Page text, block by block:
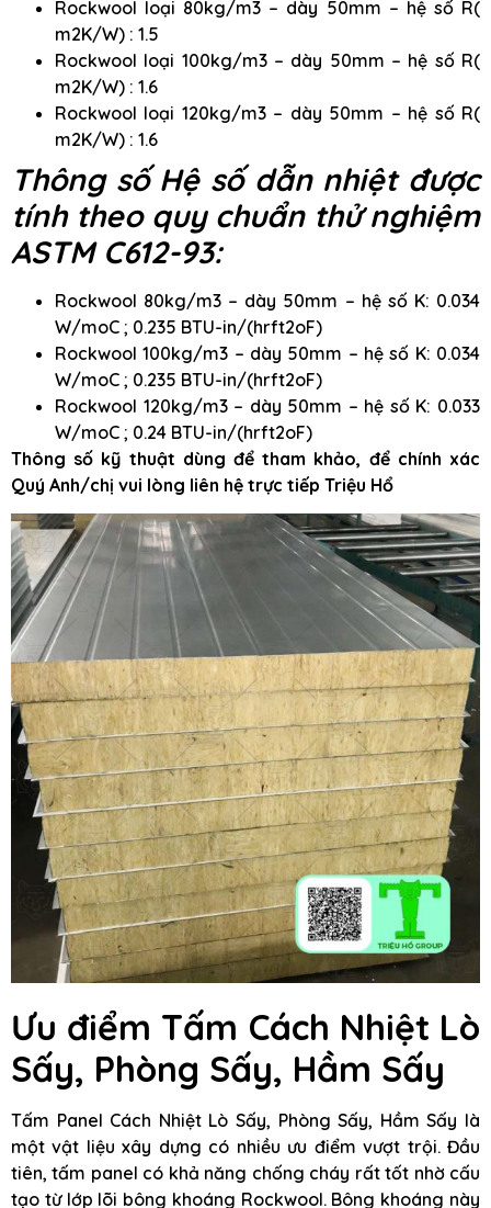
Rockwool loại 80kg/m3 – dày 50mm – hệ số R(
m2K/W) : 1.5
Rockwool loại 100kg/m3 – dày 50mm – hệ số R(
m2K/W) : 1.6
Rockwool loại 120kg/m3 – dày 50mm – hệ số R(
m2K/W) : 1.6
Thông số Hệ số dẫn nhiệt được
tính theo quy chuẩn thử nghiệm
ASTM C612-93:
Rockwool 80kg/m3 – dày 50mm – hệ số K: 0.034
W/moC ; 0.235 BTU-in/(hrft2oF)
Rockwool 100kg/m3 – dày 50mm – hệ số K: 0.034
W/moC ; 0.235 BTU-in/(hrft2oF)
Rockwool 120kg/m3 – dày 50mm – hệ số K: 0.033
W/moC ; 0.24 BTU-in/(hrft2oF)
Thông số kỹ thuật dùng để tham khảo, để chính xác
Quý Anh/chị vui lòng liên hệ trực tiếp Triệu Hổ
Ưu điểm Tấm Cách Nhiệt Lò
Sấy, Phòng Sấy, Hầm Sấy
Tấm Panel Cách Nhiệt Lò Sấy, Phòng Sấy, Hầm Sấy là
một vật liệu xây dựng có nhiều ưu điểm vượt trội. Đầu
tiên, tấm panel có khả năng chống cháy rất tốt nhờ cấu
tạo từ lớp lõi bông khoáng Rockwool. Bông khoáng này